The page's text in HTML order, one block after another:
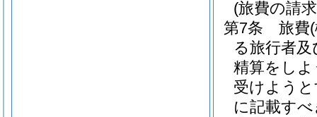
(旅費の請
第7条
旅費
る旅行者
精算をし
受けよう
に記載す